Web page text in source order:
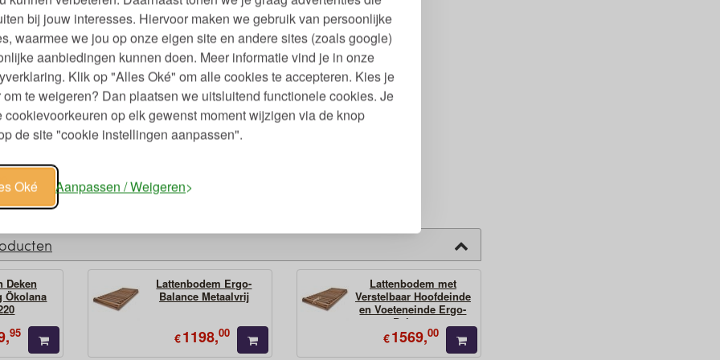
bij jouw interesses. Hiervoor maken we gebruik van persoonlijke
waarmee we jou op onze eigen site en andere sites (zoals google)
aanbiedingen kunnen doen. Meer informatie vind je in onze
Klik op "Alles Oké" om alle cookies te accepteren. Kies je
om te weigeren? Dan plaatsen we uitsluitend functionele cookies. Je
cookievoorkeuren op elk gewenst moment wijzigen via de knop
de site "cookie instellingen aanpassen".
Oké Aanpassen / Weigeren
Deken
Ökolana
95
Lattenbodem Ergo-
Balance Metaalvrij
€1198,00
Lattenbodem met
Verstelbaar Hoofdeinde
en Voeteneinde Ergo-
Balance
€1569,00